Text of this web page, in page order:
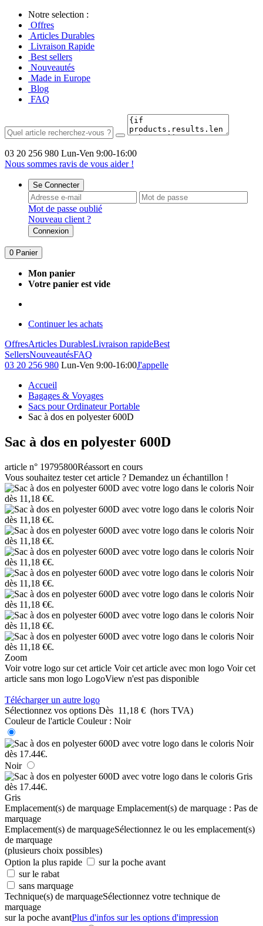
Notre selection :
Offres
Articles Durables
Livraison Rapide
Best sellers
Nouveautés
Made in Europe
Blog
FAQ
03 20 256 980 Lun-Ven 9:00-16:00
Nous sommes ravis de vous aider !
Se Connecter
Mot de passe oublié
Nouveau client ?
Connexion
0 Panier
Mon panier
Votre panier est vide
Continuer les achats
OffresArticles DurablesLivraison rapideBest
SellersNouveautésFAQ
03 20 256 980 Lun-Ven 9:00-16:00J'appelle
Accueil
Bagages & Voyages
Sacs pour Ordinateur Portable
Sac à dos en polyester 600D
Sac à dos en polyester 600D
article n° 19795800Réassort en cours
Vous souhaitez tester cet article ? Demandez un échantillon !
Zoom
Voir votre logo sur cet article Voir cet article avec mon logo Voir cet
article sans mon logo LogoView n'est pas disponible
Télécharger un autre logo
Sélectionnez vos options Dès 11,18 € (hors TVA)
Couleur de l'article Couleur : Noir
Noir
Gris
Emplacement(s) de marquage Emplacement(s) de marquage : Pas de
marquage
Emplacement(s) de marquageSélectionnez le ou les emplacement(s)
de marquage
(plusieurs choix possibles)
Option la plus rapide
sur la poche avant
sur le rabat
sans marquage
Technique(s) de marquageSélectionnez votre technique de
marquage
sur la poche avantPlus d'infos sur les options d'impression